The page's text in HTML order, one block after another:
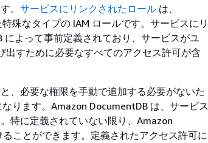
。 サービスにリンクされたロール は、
殊なタイプの IAM ロールです。サービスにリ
よって事前定義されており、サービスがユ
出すために必要なすべてのアクセス許可が含
、必要な権限を手動で追加する必要がないた
ります。Amazon DocumentDB は、サービス
特に定義されていない限り、Amazon
ことができます。定義されたアクセス許可に